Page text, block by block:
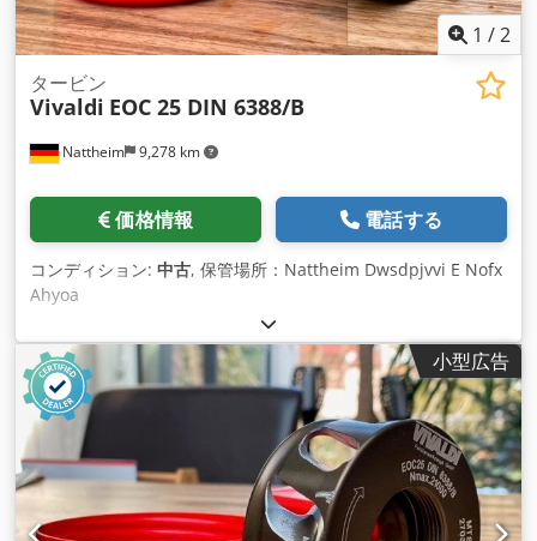
1 /2
Nattheim 9,278 km
タービン
Vivaldi EOC 25 DIN 6388/B
価格情報 電話する
コンディション: 中古, 保管場所：Nattheim Dwsdpjvvi E Nofx
Ahyoa
小型広告